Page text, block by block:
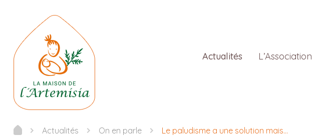
Actualités L’Association
Actualités On en parle Le paludisme a une solution mais…